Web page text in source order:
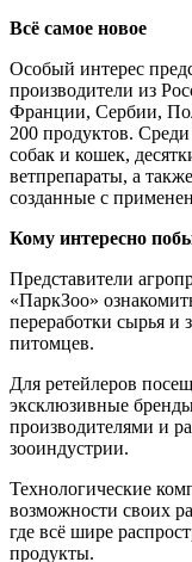
Всё самое новое
Особый интерес
производители из
Франции, Сербии,
200 продуктов.
собак и кошек,
ветпрепараты, а
созданные с
Кому интересно
Представители
«ПаркЗоо»
переработки сырья и
питомцев.
Для ретейлеров
эксклюзивные
производителями и
зооиндустрии.
Технологические
возможности своих
где всё шире
продукты.